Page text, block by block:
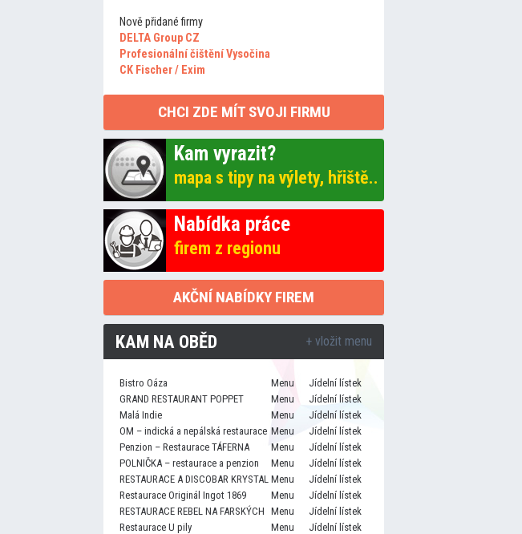
Nově přidané firmy
DELTA Group CZ
Profesionální čištění Vysočina
CK Fischer / Exim
CHCI ZDE MÍT SVOJI FIRMU
Kam vyrazit?
mapa s tipy na výlety, hřiště..
Nabídka práce
firem z regionu
AKČNÍ NABÍDKY FIREM
KAM NA OBĚD + vložit menu
Bistro Oáza Menu
Jídelní lístek
GRAND RESTAURANT POPPET
Menu
Jídelní lístek
Malá Indie
Menu
Jídelní lístek
OM – indická a nepálská restaurace Menu
Jídelní lístek
Penzion – Restaurace TÁFERNA
Menu
Jídelní lístek
POLNIČKA – restaurace a penzion
Menu
Jídelní lístek
RESTAURACE A DISCOBAR KRYSTAL Menu
Jídelní lístek
Restaurace Originál Ingot 1869
Menu
Jídelní lístek
RESTAURACE REBEL NA FARSKÝCH Menu
Jídelní lístek
Restaurace U pily
Menu
Jídelní lístek